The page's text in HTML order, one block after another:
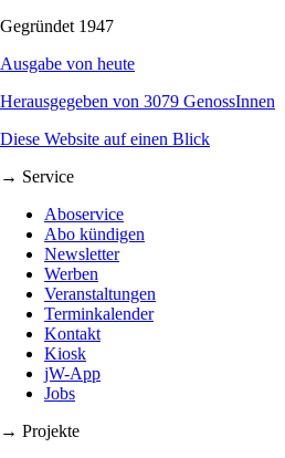
Gegründet 1947
Ausgabe von heute
Herausgegeben von 3079 GenossInnen
Diese Website auf einen Blick
→ Service
Aboservice
Abo kündigen
Newsletter
Werben
Veranstaltungen
Terminkalender
Kontakt
Kiosk
jW-App
Jobs
→ Projekte